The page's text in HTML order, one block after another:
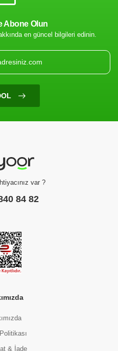
Abone Olun
en güncel bilgileri edinin.
var ?
84 82
& İade